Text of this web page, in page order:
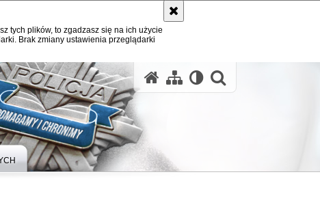
tych plików, to zgadzasz się na ich użycie
Brak zmiany ustawienia przeglądarki